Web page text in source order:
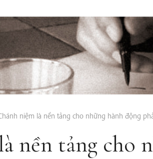
niệm là nền tảng cho những hành động
nền tảng cho